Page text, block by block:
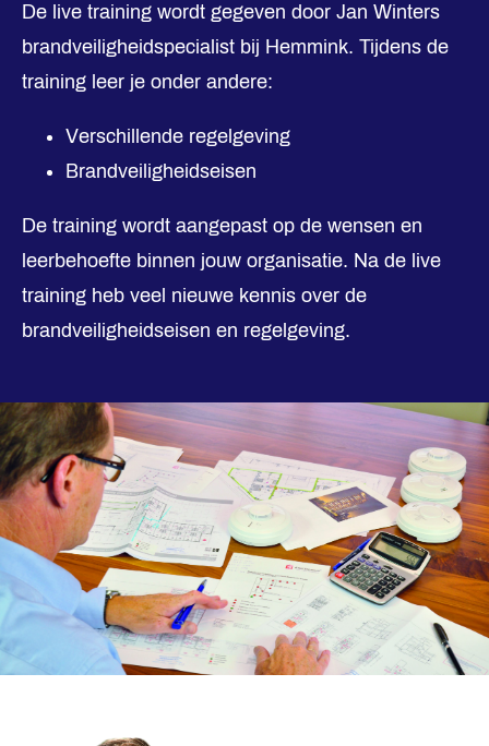
De live training wordt gegeven door Jan Winters
brandveiligheidspecialist bij Hemmink. Tijdens de
training leer je onder andere:
Verschillende regelgeving
Brandveiligheidseisen
De training wordt aangepast op de wensen en
leerbehoefte binnen jouw organisatie. Na de live
training heb veel nieuwe kennis over de
brandveiligheidseisen en regelgeving.